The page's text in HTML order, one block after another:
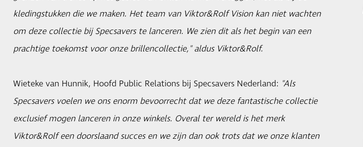
kledingstukken die we maken. Het team van Viktor&Rolf Vision kan niet wachten
om deze collectie bij Specsavers te lanceren. We zien dit als het begin van een
prachtige toekomst voor onze brillencollectie," aldus Viktor&Rolf.
Wieteke van Hunnik, Hoofd Public Relations bij Specsavers Nederland: "Als
Specsavers voelen we ons enorm bevoorrecht dat we deze fantastische collectie
exclusief mogen lanceren in onze winkels. Overal ter wereld is het merk
Viktor&Rolf een doorslaand succes en we zijn dan ook trots dat we onze klanten